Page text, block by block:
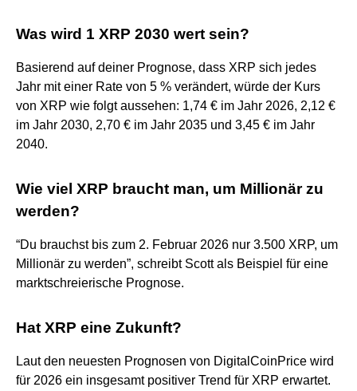
Was wird 1 XRP 2030 wert sein?
Basierend auf deiner Prognose, dass XRP sich jedes
Jahr mit einer Rate von 5 % verändert, würde der Kurs
von XRP wie folgt aussehen: 1,74 € im Jahr 2026, 2,12 €
im Jahr 2030, 2,70 € im Jahr 2035 und 3,45 € im Jahr
2040.
Wie viel XRP braucht man, um Millionär zu
werden?
“Du brauchst bis zum 2. Februar 2026 nur 3.500 XRP, um
Millionär zu werden”, schreibt Scott als Beispiel für eine
marktschreierische Prognose.
Hat XRP eine Zukunft?
Laut den neuesten Prognosen von DigitalCoinPrice wird
für 2026 ein insgesamt positiver Trend für XRP erwartet.